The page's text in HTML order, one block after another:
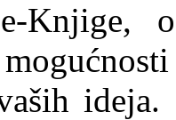
Knjige,
ideja.